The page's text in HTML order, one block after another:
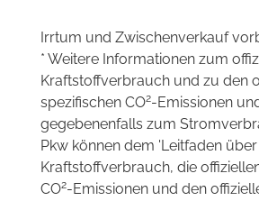
Irrtum und Zwischenverkauf
* Weitere Informationen zum
Kraftstoffverbrauch und zu den
spezifischen CO2-Emissionen
gegebenenfalls zum
Pkw können dem 'Leitfaden
Kraftstoffverbrauch, die
CO2-Emissionen und den